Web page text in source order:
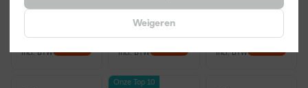
Weigeren
13,50
incl. BTW
6,50
incl. BTW
3,99
incl. BTW
Onze Top 10